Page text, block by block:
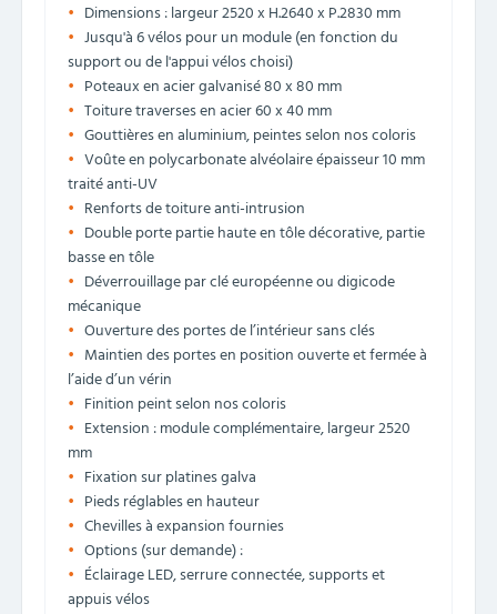
Dimensions : largeur 2520 x H.2640 x P.2830 mm
Jusqu'à 6 vélos pour un module (en fonction du
support ou de l'appui vélos choisi)
Poteaux en acier galvanisé 80 x 80 mm
Toiture traverses en acier 60 x 40 mm
Gouttières en aluminium, peintes selon nos coloris
Voûte en polycarbonate alvéolaire épaisseur 10 mm
traité anti-UV
Renforts de toiture anti-intrusion
Double porte partie haute en tôle décorative, partie
basse en tôle
Déverrouillage par clé européenne ou digicode
mécanique
Ouverture des portes de l’intérieur sans clés
Maintien des portes en position ouverte et fermée à
l’aide d’un vérin
Finition peint selon nos coloris
Extension : module complémentaire, largeur 2520
mm
Fixation sur platines galva
Pieds réglables en hauteur
Chevilles à expansion fournies
Options (sur demande) :
Éclairage LED, serrure connectée, supports et
appuis vélos